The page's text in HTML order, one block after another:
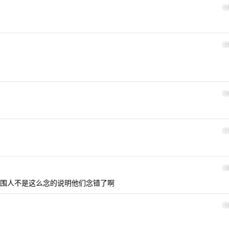
14
15
16
17
18
人不是这么念的说明他们念错了啊
19